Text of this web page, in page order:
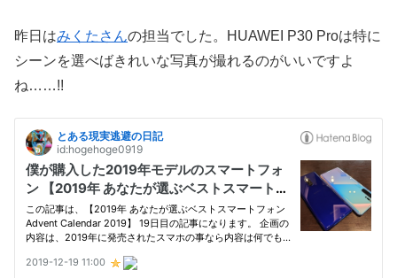
昨日はみくたさんの担当でした。HUAWEI P30 Proは特に
シーンを選べばきれいな写真が撮れるのがいいですよ
ね……!!